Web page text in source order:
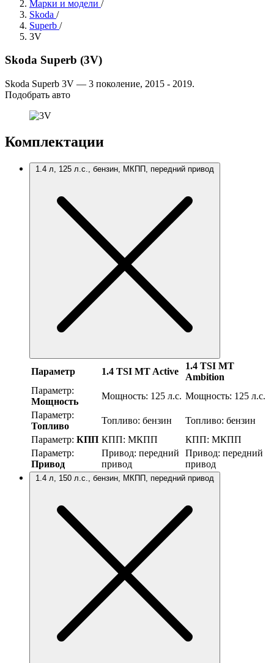
Марки и модели /
Skoda /
Superb /
3V
Skoda Superb (3V)
Skoda Superb 3V — 3 поколение, 2015 - 2019.
Подобрать авто
Комплектации
1.4 л, 125 л.с., бензин, МКПП, передний привод
Параметр 1.4 TSI MT Active
1.4 TSI MT
Ambition
Параметр:
Мощность
Мощность: 125 л.с. Мощность: 125 л.с.
Параметр:
Топливо
Топливо: бензин Топливо: бензин
Параметр: КПП КПП: МКПП КПП: МКПП
Параметр:
Привод
Привод: передний
привод
Привод: передний
привод
1.4 л, 150 л.с., бензин, МКПП, передний привод